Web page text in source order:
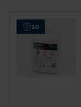
10